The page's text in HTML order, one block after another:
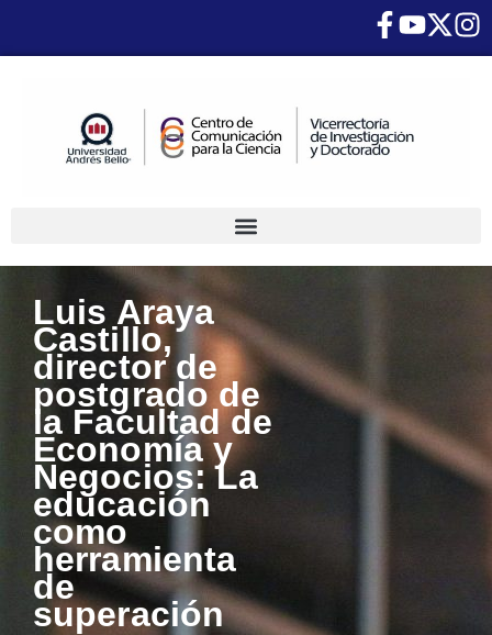
Luis Araya
Castillo,
director de
postgrado de
la Facultad de
Economía y
Negocios: La
educación
como
herramienta
de
superación